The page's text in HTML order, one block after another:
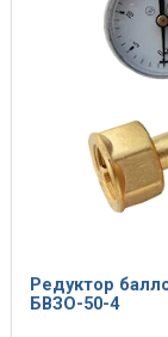
Редуктор
БВЗО-50-4